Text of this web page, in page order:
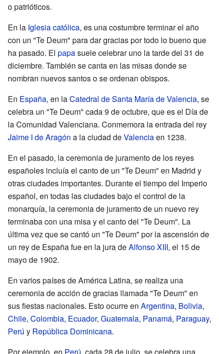
o patrióticos.
En la Iglesia católica, es una costumbre terminar el año
con un "Te Deum" para dar gracias por todo lo bueno que
ha pasado. El papasuele celebrar uno la tarde del 31 de
diciembre. También se canta en las misas donde se
nombran nuevos santos o se ordenan obispos.
En España, en laCatedral de Santa María de Valencia, se
celebra un "Te Deum" cada 9 de octubre, que es el Día de
la Comunidad Valenciana. Conmemora la entrada del rey
Jaime I de Aragón a la ciudad deValenciaen 1238.
En el pasado, la ceremonia de juramento de los reyes
españoles incluía el canto de un "Te Deum" en Madrid y
otras ciudades importantes. Durante el tiempo del Imperio
español, en todas las ciudades bajo el control de la
monarquía, la ceremonia de juramento de un nuevo rey
terminaba con una misa y el canto del "Te Deum". La
última vez que se cantó un "Te Deum" por la ascensión de
un rey de España fue en la jura deAlfonso XIII, el 15 de
mayo de 1902.
En varios países de América Latina, se realiza una
ceremonia de acción de gracias llamada "Te Deum" en
sus fiestas nacionales. Esto ocurre en Argentina, Bolivia,
Chile, Colombia, Ecuador, Guatemala, Panamá, Paraguay,
Perú y República Dominicana.
Por ejemplo, en Perú , cada 28 de julio, se celebra una